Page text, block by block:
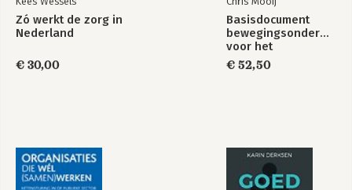
Zó werkt de zorg in
Nederland
€ 30,00
Basisdocument
bewegingsonderwijs
voor het
basisonderwijs
€ 52,50